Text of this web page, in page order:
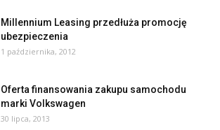
Millennium Leasing przedłuża promocję
ubezpieczenia
1 października, 2012
Oferta finansowania zakupu samochodu
marki Volkswagen
30 lipca, 2013